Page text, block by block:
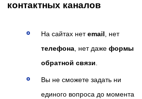
контактных каналов
На сайтах нетemail, нет
телефона, нет даже формы
обратной связи.
Вы не сможете задать ни
единого вопроса до момента